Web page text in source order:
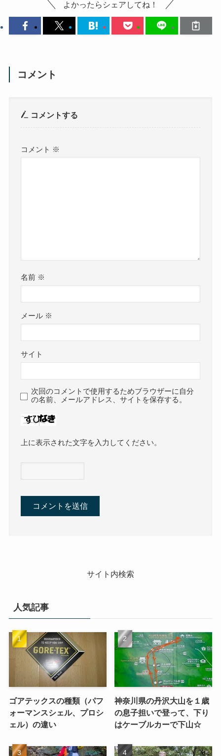
よかったらシェアしてね！
コメント
コメントする
コメント ※
名前 ※
メール ※
サイト
次回のコメントで使用するためブラウザーに自分
の名前、メールアドレス、サイトを保存する。
上に表示された文字を入力してください。
サイト内検索
人気記事
ゴアテックスの種類（パフ
ォーマンスシェル、プロシ
ェル）の違い
神奈川県の丹沢大山を１歳
の息子担いで登って、下り
はケーブルカーで下山☆